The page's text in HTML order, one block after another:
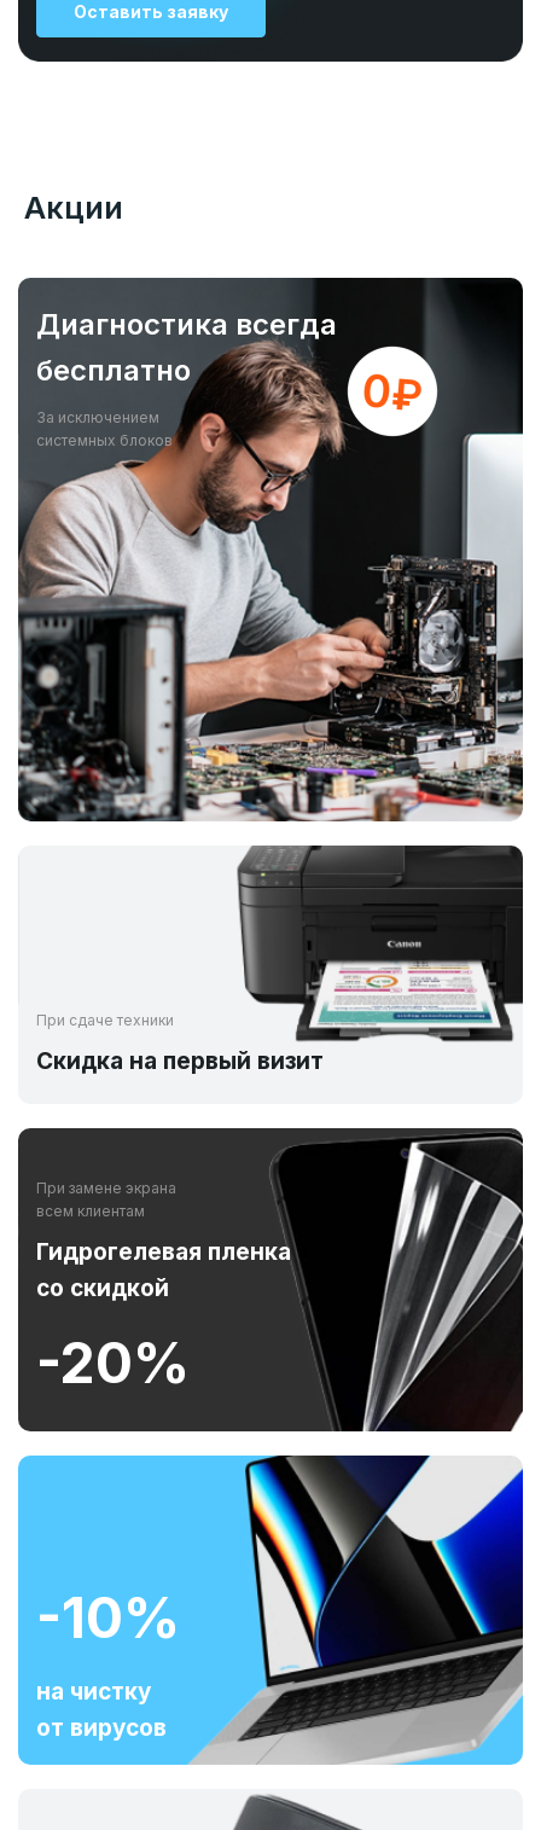
Оставить заявку
Акции
Диагностика всегда
бесплатно
За исключением
системных блоков
При сдаче техники
Скидка на первый визит
При замене экрана
всем клиентам
Гидрогелевая пленка
со скидкой
-20%
-10%
на чистку
от вирусов